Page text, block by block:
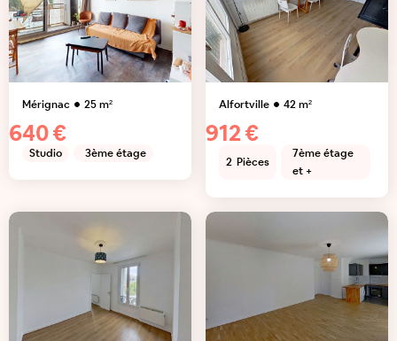
Mérignac 25m²
640 €
Studio 3ème étage
Alfortville 42m²
912 €
2 Pièces
7ème étage
et +